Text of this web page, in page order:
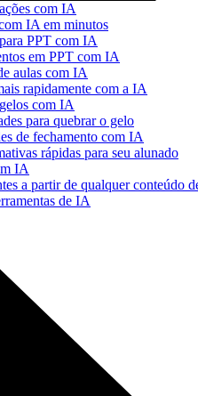
com IA
IA em minutos
PPT com IA
em PPT com IA
aulas com IA
rapidamente com a IA
com IA
para quebrar o gelo
de fechamento com IA
rápidas para seu alunado
IA
a partir de qualquer conteúdo
de IA